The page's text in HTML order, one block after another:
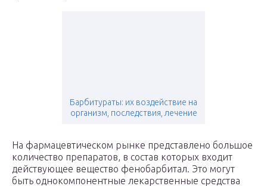
Барбитураты: их воздействие на
организм, последствия, лечение
На фармацевтическом рынке представлено большое
количество препаратов, в состав которых входит
действующее вещество фенобарбитал. Это могут
быть однокомпонентные лекарственные средства